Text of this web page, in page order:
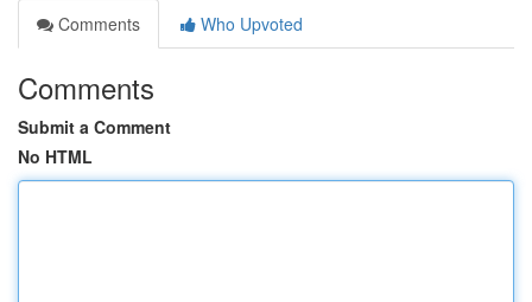
Comments
Who Upvoted
Comments
Submit a Comment
No HTML